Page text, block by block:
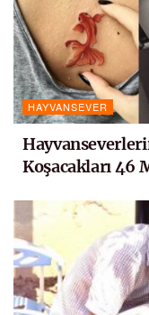
HAYVANSEVER
Koşacakları 46